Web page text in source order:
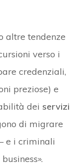
altre tendenze
verso i
credenziali,
preziose) e
dei servizi
di migrare
e i criminali